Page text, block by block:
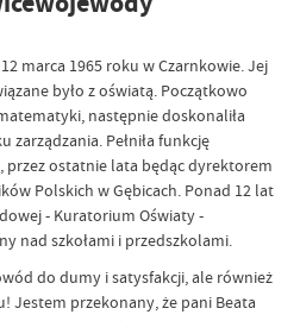
marca 1965 roku w Czarnkowie. Jej
było z oświatą. Początkowo
następnie doskonaliła
Pełniła funkcję
ostatnie lata będąc dyrektorem
Polskich w Gębicach. Ponad 12 lat
- Kuratorium Oświaty -
nad szkołami i przedszkolami.
do dumy i satysfakcji, ale również
Jestem przekonany, że pani Beata